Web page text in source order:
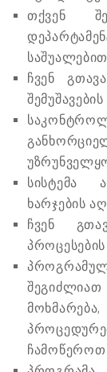
თქვენ
ჩვენ
სისტემა
ხარჯების
ჩვენ
ჩამოწეროთ